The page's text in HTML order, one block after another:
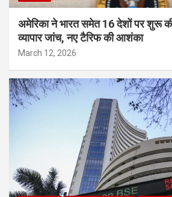
अमेरिका ने भारत समेत 16 देशों पर शुरू
व्यापार जांच, नए टैरिफ की आशंका
March 12, 2026